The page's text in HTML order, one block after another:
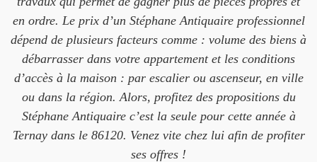
en ordre. Le prix d’un Stéphane Antiquaire professionnel
dépend de plusieurs facteurs comme : volume des biens à
débarrasser dans votre appartement et les conditions
d’accès à la maison : par escalier ou ascenseur, en ville
ou dans la région. Alors, profitez des propositions du
Stéphane Antiquaire c’est la seule pour cette année à
Ternay dans le 86120. Venez vite chez lui afin de profiter
ses offres !